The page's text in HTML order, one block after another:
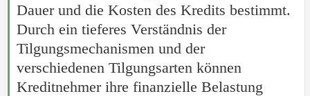
Dauer und die Kosten des Kredits bestimmt.
Durch ein tieferes Verständnis der
Tilgungsmechanismen und der
verschiedenen Tilgungsarten können
Kreditnehmer ihre finanzielle Belastung